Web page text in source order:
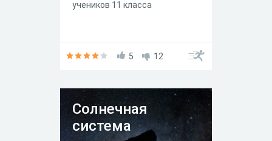
учеников 11 класса
5 12
Солнечная
система